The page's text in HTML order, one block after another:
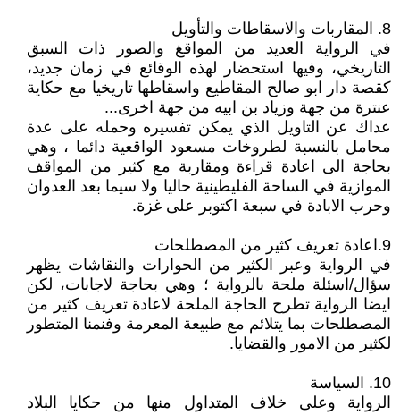
8. المقاربات والاسقاطات والتأويل
في الرواية العديد من المواقغ والصور ذات السبق
التاريخي، وفيها استحضار لهذه الوقائع في زمان جديد،
كقصة دار ابو صالح المقاطيع واسقاطها تاريخيا مع حكاية
عنترة من جهة وزياد بن ابيه من جهة اخرى...
عداك عن التاويل الذي يمكن تفسيره وحمله على عدة
محامل بالنسبة لطروخات مسعود الواقعية دائما ، وهي
بحاجة الى اعادة قراءة ومقاربة مع كثير من المواقف
الموازية في الساحة الفليطينية حاليا ولا سيما بعد العدوان
وحرب الابادة في سبعة اكتوبر على غزة.
9.اعادة تعريف كثير من المصطلحات
في الرواية وعبر الكثير من الحوارات والنقاشات يظهر
سؤال/اسئلة ملحة بالرواية ؛ وهي بحاجة لاجابات، لكن
ايضا الرواية تطرح الحاجة الملحة لاعادة تعريف كثير من
المصطلحات بما يتلائم مع طبيعة المعرمة وفنمنا المتطور
لكثير من الامور والقضايا.
10. السياسة
الرواية وعلى خلاف المتداول منها من حكايا البلاد